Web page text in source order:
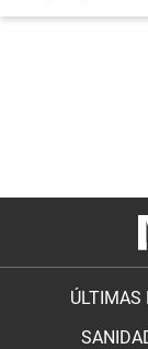
ÚLTIMAS